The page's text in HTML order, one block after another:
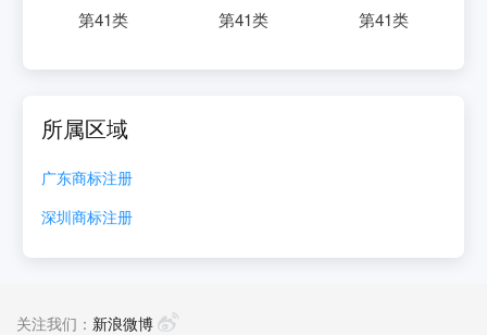
第41类 第41类 第41类
所属区域
广东商标注册
深圳商标注册